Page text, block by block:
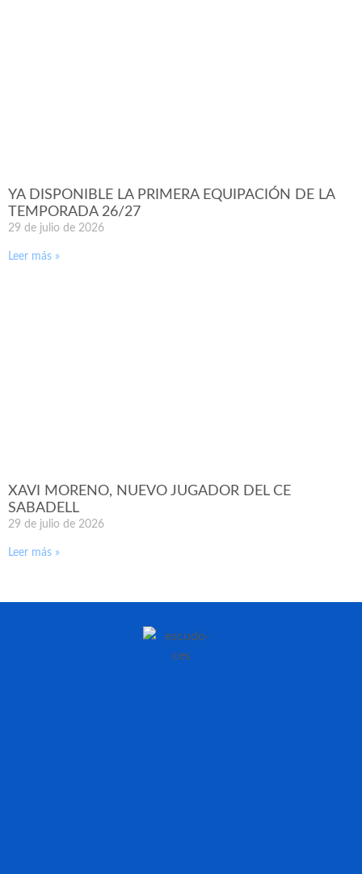
YA DISPONIBLE LA PRIMERA EQUIPACIÓN DE LA
TEMPORADA 26/27
29 de julio de 2026
Leer más »
XAVI MORENO, NUEVO JUGADOR DEL CE
SABADELL
29 de julio de 2026
Leer más »